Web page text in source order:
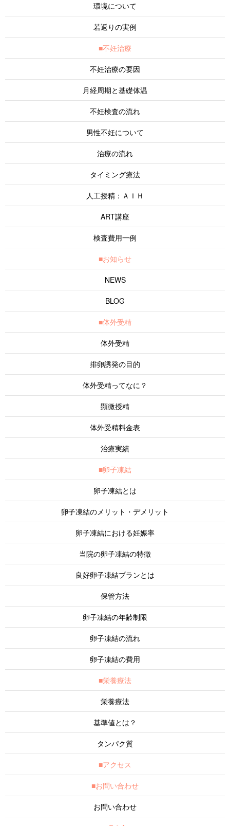
環境について
若返りの実例
■不妊治療
不妊治療の要因
月経周期と基礎体温
不妊検査の流れ
男性不妊について
治療の流れ
タイミング療法
人工授精：ＡＩＨ
ART講座
検査費用一例
■お知らせ
NEWS
BLOG
■体外受精
体外受精
排卵誘発の目的
体外受精ってなに？
顕微授精
体外受精料金表
治療実績
■卵子凍結
卵子凍結とは
卵子凍結のメリット・デメリット
卵子凍結における妊娠率
当院の卵子凍結の特徴
良好卵子凍結プランとは
保管方法
卵子凍結の年齢制限
卵子凍結の流れ
卵子凍結の費用
■栄養療法
栄養療法
基準値とは？
タンパク質
■アクセス
■お問い合わせ
お問い合わせ